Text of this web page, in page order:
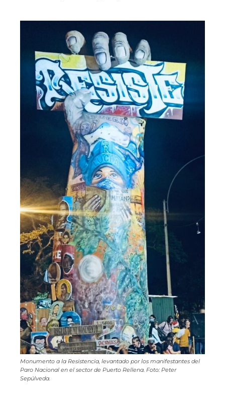
Monumento a la Resistencia, levantado por los manifestantes del
Paro Nacional en el sector de Puerto Rellena. Foto: Peter
Sepúlveda.